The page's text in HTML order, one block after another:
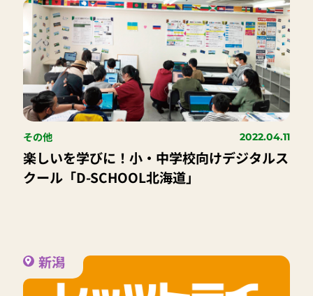
その他 2022.04.11
楽しいを学びに！小・中学校向けデジタルス
クール「D-SCHOOL北海道」
新潟